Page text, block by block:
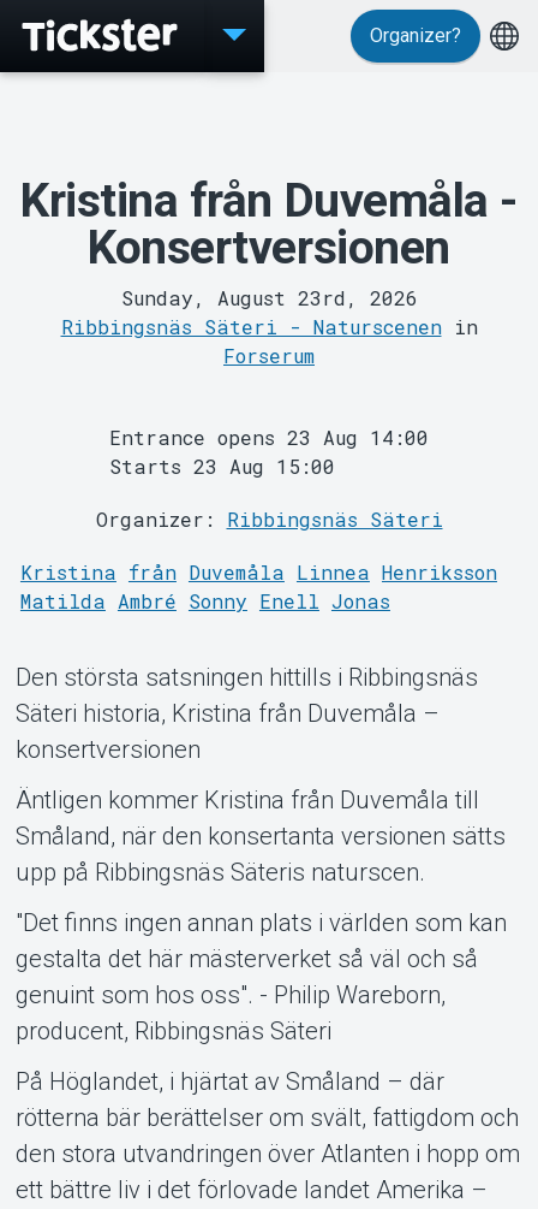
Events
MyTickster
Organizer?
Kristina från Duvemåla -
Konsertversionen
Sunday, August 23rd, 2026
Ribbingsnäs Säteri - Naturscenenin
Forserum
Entrance opens 23 Aug 14:00
Starts 23 Aug 15:00
Organizer: Ribbingsnäs Säteri
Kristina från Duvemåla Linnea Henriksson
Matilda Ambré Sonny Enell Jonas
Den största satsningen hittills i Ribbingsnäs
Säteri historia, Kristina från Duvemåla –
konsertversionen
Äntligen kommer Kristina från Duvemåla till
Småland, när den konsertanta versionen sätts
upp på Ribbingsnäs Säteris naturscen.
"Det finns ingen annan plats i världen som kan
gestalta det här mästerverket så väl och så
genuint som hos oss". - Philip Wareborn,
producent, Ribbingsnäs Säteri
På Höglandet, i hjärtat av Småland – där
rötterna bär berättelser om svält, fattigdom och
den stora utvandringen över Atlanten i hopp om
ett bättre liv i det förlovade landet Amerika –